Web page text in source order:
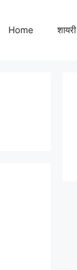
Home शायरी